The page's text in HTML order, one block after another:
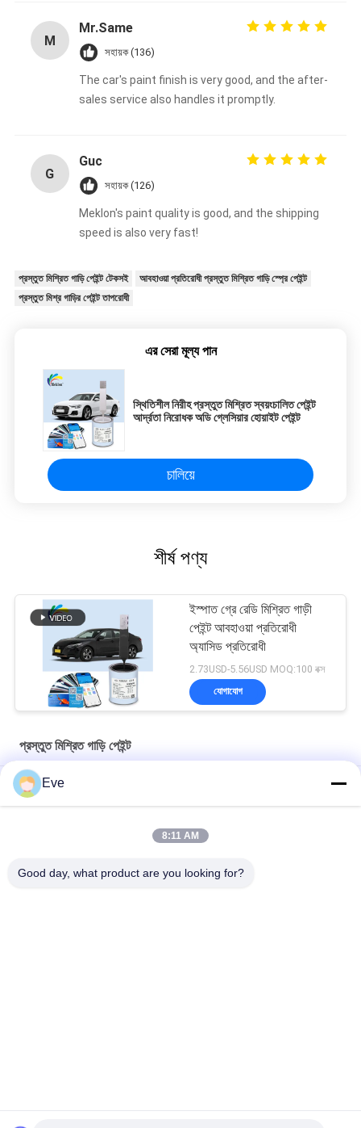
M
Mr.Same
সহায়ক (136)
The car's paint finish is very good, and the after-
sales service also handles it promptly.
G
Guc
সহায়ক (126)
Meklon's paint quality is good, and the shipping
speed is also very fast!
প্রস্তুত মিশ্রিত গাড়ি পেইন্ট টেকসই
আবহাওয়া প্রতিরোধী প্রস্তুত মিশ্রিত গাড়ি স্প্রে পেইন্ট
প্রস্তুত মিশ্র গাড়ির পেইন্ট তাপরোধী
এর সেরা মূল্য পান
স্থিতিশীল নিরীহ প্রস্তুত মিশ্রিত স্বয়ংচালিত পেইন্ট
আর্দ্রতা নিরোধক অডি গ্লেসিয়ার হোয়াইট পেইন্ট
চালিয়ে
শীর্ষ পণ্য
ইস্পাত গ্রে রেডি মিশ্রিত গাড়ী
পেইন্ট আবহাওয়া প্রতিরোধী
অ্যাসিড প্রতিরোধী
2.73USD-5.56USD MOQ:100 বক্স
যোগাযোগ
প্রস্তুত মিশ্রিত গাড়ি পেইন্ট
আর্দ্রতা প্রতিরোধী প্রস্তুত মিশ্রিত গাড়ি পেইন্ট আকাশ নীল অ্যান্টি ইউভি মাল্টি ফাংশন
পার্ল হোয়াইট রেডি মিশ্রিত কার পেইন্ট স্প্রে বহুমুখী অ-বিষাক্ত
Eve
8:11 AM
Good day, what product are you looking for?